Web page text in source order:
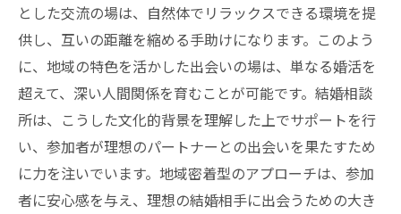
とした交流の場は、自然体でリラックスできる環境を提
供し、互いの距離を縮める手助けになります。このよう
に、地域の特色を活かした出会いの場は、単なる婚活を
超えて、深い人間関係を育むことが可能です。結婚相談
所は、こうした文化的背景を理解した上でサポートを行
い、参加者が理想のパートナーとの出会いを果たすため
に力を注いでいます。地域密着型のアプローチは、参加
者に安心感を与え、理想の結婚相手に出会うための大き